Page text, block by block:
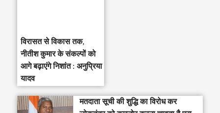
विरासत से विकास तक,
नीतीश कुमार के संकल्पों को
आगे बढ़ाएंगे निशांत : अनुप्रिया
यादव
मतदाता सूची की शुद्धि का विरोध कर